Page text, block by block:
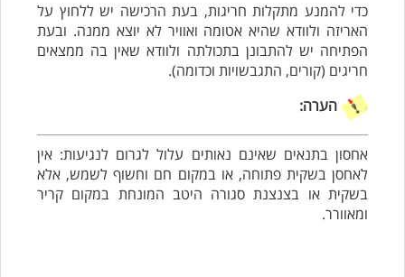
כדי להמנע מתקלות חריגות, בעת הרכישה יש ללחוץ על
האריזה ולוודא שהיא אטומה ואוויר לא יוצא ממנה. ובעת
הפתיחה יש להתבונן בתכולתה ולוודא שאין בה ממצאים
חריגים (קורים, התגבשויות וכדומה).
הערה:
אחסון בתנאים שאינם נאותים עלול לגרום לנגיעות: אין
לאחסן בשקית פתוחה, או במקום חם וחשוף לשמש, אלא
בשקית או בצנצנת סגורה היטב המונחת במקום קריר
ומאוורר.